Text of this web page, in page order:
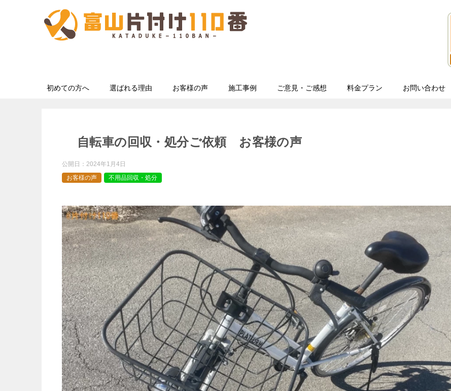
初めての方へ 選ばれる理由 お客様の声 施工事例 ご意見・ご感想 料金プラン お問い合わせ
自転車の回収・処分ご依頼 お客様の声
公開日： 2024年1月4日
お客様の声
不用品回収・処分